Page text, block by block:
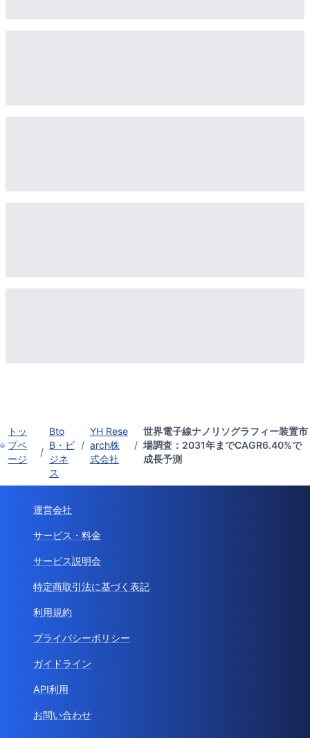
トッ
プペ
ージ
/
Bto
B・ビ
ジネ
ス
/
YH Rese
arch株
式会社
/
世界電子線ナノリソグラフィー装置市
場調査：2031年までCAGR6.40%で
成長予測
運営会社
サービス・料金
サービス説明会
特定商取引法に基づく表記
利用規約
プライバシーポリシー
ガイドライン
API利用
お問い合わせ